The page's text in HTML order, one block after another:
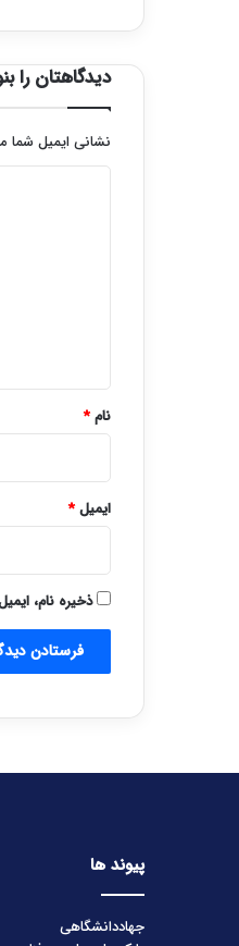
دیدگاهتان را
نشانی ایمیل شما
نام*
ایمیل*
ذخیره نام،
پیوند ها
جهاددانشگاهی